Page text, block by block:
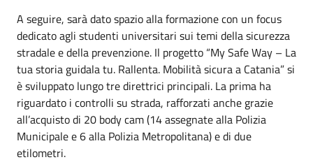
A seguire, sarà dato spazio alla formazione con un focus
dedicato agli studenti universitari sui temi della sicurezza
stradale e della prevenzione. Il progetto “My Safe Way – La
tua storia guidala tu. Rallenta. Mobilità sicura a Catania” si
è sviluppato lungo tre direttrici principali. La prima ha
riguardato i controlli su strada, rafforzati anche grazie
all’acquisto di 20 body cam (14 assegnate alla Polizia
Municipale e 6 alla Polizia Metropolitana) e di due
etilometri.